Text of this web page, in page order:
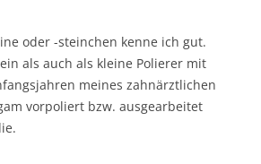
oder -steinchen kenne ich gut.
als auch als kleine Polierer mit
meines zahnärztlichen
vorpoliert bzw. ausgearbeitet